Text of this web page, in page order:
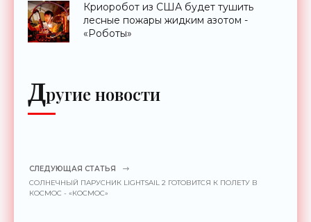
Криоробот из США будет тушить
лесные пожары жидким азотом -
«Роботы»
Другие новости
СЛЕДУЮЩАЯ СТАТЬЯ
СОЛНЕЧНЫЙ ПАРУСНИК LIGHTSAIL 2 ГОТОВИТСЯ К ПОЛЕТУ В
КОСМОС - «КОСМОС»